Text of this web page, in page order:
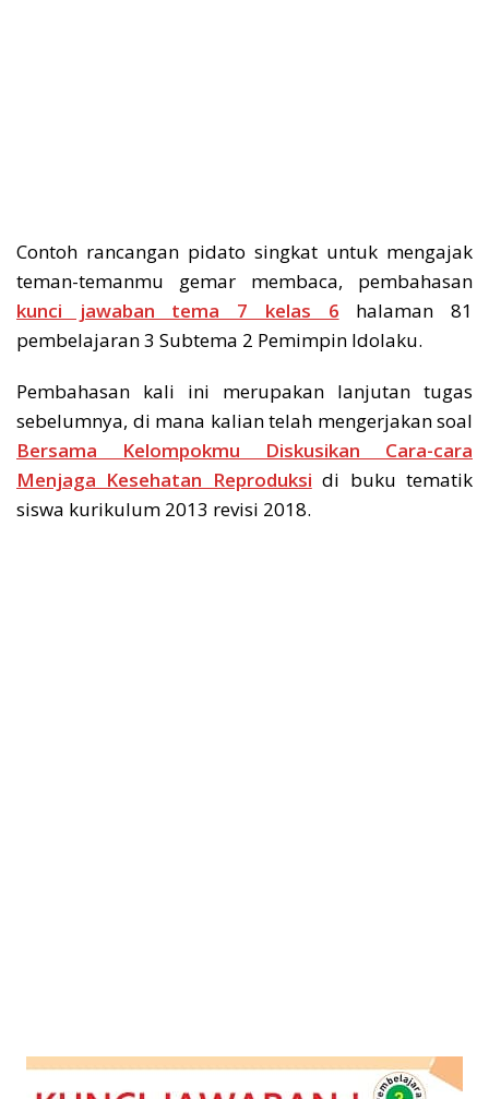
Contoh rancangan pidato singkat untuk mengajak
teman-temanmu gemar membaca, pembahasan
kunci jawaban tema 7 kelas 6
halaman 81
pembelajaran 3 Subtema 2 Pemimpin Idolaku.
Pembahasan kali ini merupakan lanjutan tugas
sebelumnya, di mana kalian telah mengerjakan soal
Bersama Kelompokmu Diskusikan Cara-cara
Menjaga Kesehatan Reproduksi di buku tematik
siswa kurikulum 2013 revisi 2018.